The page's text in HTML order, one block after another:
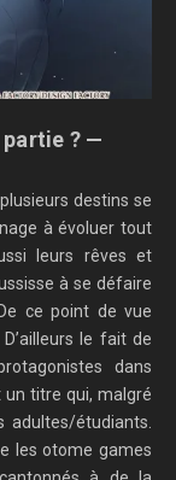
? —
destins se
à évoluer tout
leurs rêves et
à se défaire
ce point de vue
le fait de
dans
un titre qui, malgré
adultes/étudiants.
les otome games